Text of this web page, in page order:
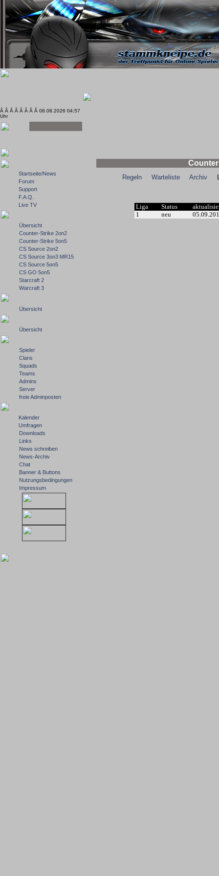
Â Â Â Â Â Â Â Â 08.08.2026 04:57
Uhr
Startseite/News
Forum
Support
F.A.Q.
Live TV
Übersicht
Counter-Strike 2on2
Counter-Strike 5on5
CS Source 2on2
CS Source 3on3 MR15
CS Source 5on5
CS GO 5on5
Starcraft 2
Warcraft 3
Übersicht
Übersicht
Spieler
Clans
Squads
Teams
Admins
Server
freie Adminposten
Kalender
Umfragen
Downloads
Links
News schreiben
News-Archiv
Chat
Banner & Buttons
Nutzungsbedingungen
Impressum
Regeln Warteliste Archiv
Liga Status
1
neu